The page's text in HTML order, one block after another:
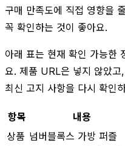
구매 만족도에 직접 영향을
꼭 확인하는 것이 좋아요.
아래 표는 현재 확인 가능한
요. 제품 URL은 넣지 않았고
최신 고지 사항을 다시 확인
항목 내용
상품 넘버블록스 가방 퍼즐